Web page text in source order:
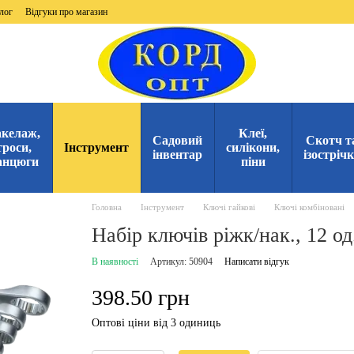
Відгуки про магазин
Інструмент
Садовий
інвентар
Клеї,
силікони,
піни
Скотч
Головна Інструмент Ключі гайкові Ключі комбіновані
Набір ключів ріжк/нак., 12
В наявності Артикул: 50904 Написати відгук
398.50 грн
Оптові ціни від 3 одиниць